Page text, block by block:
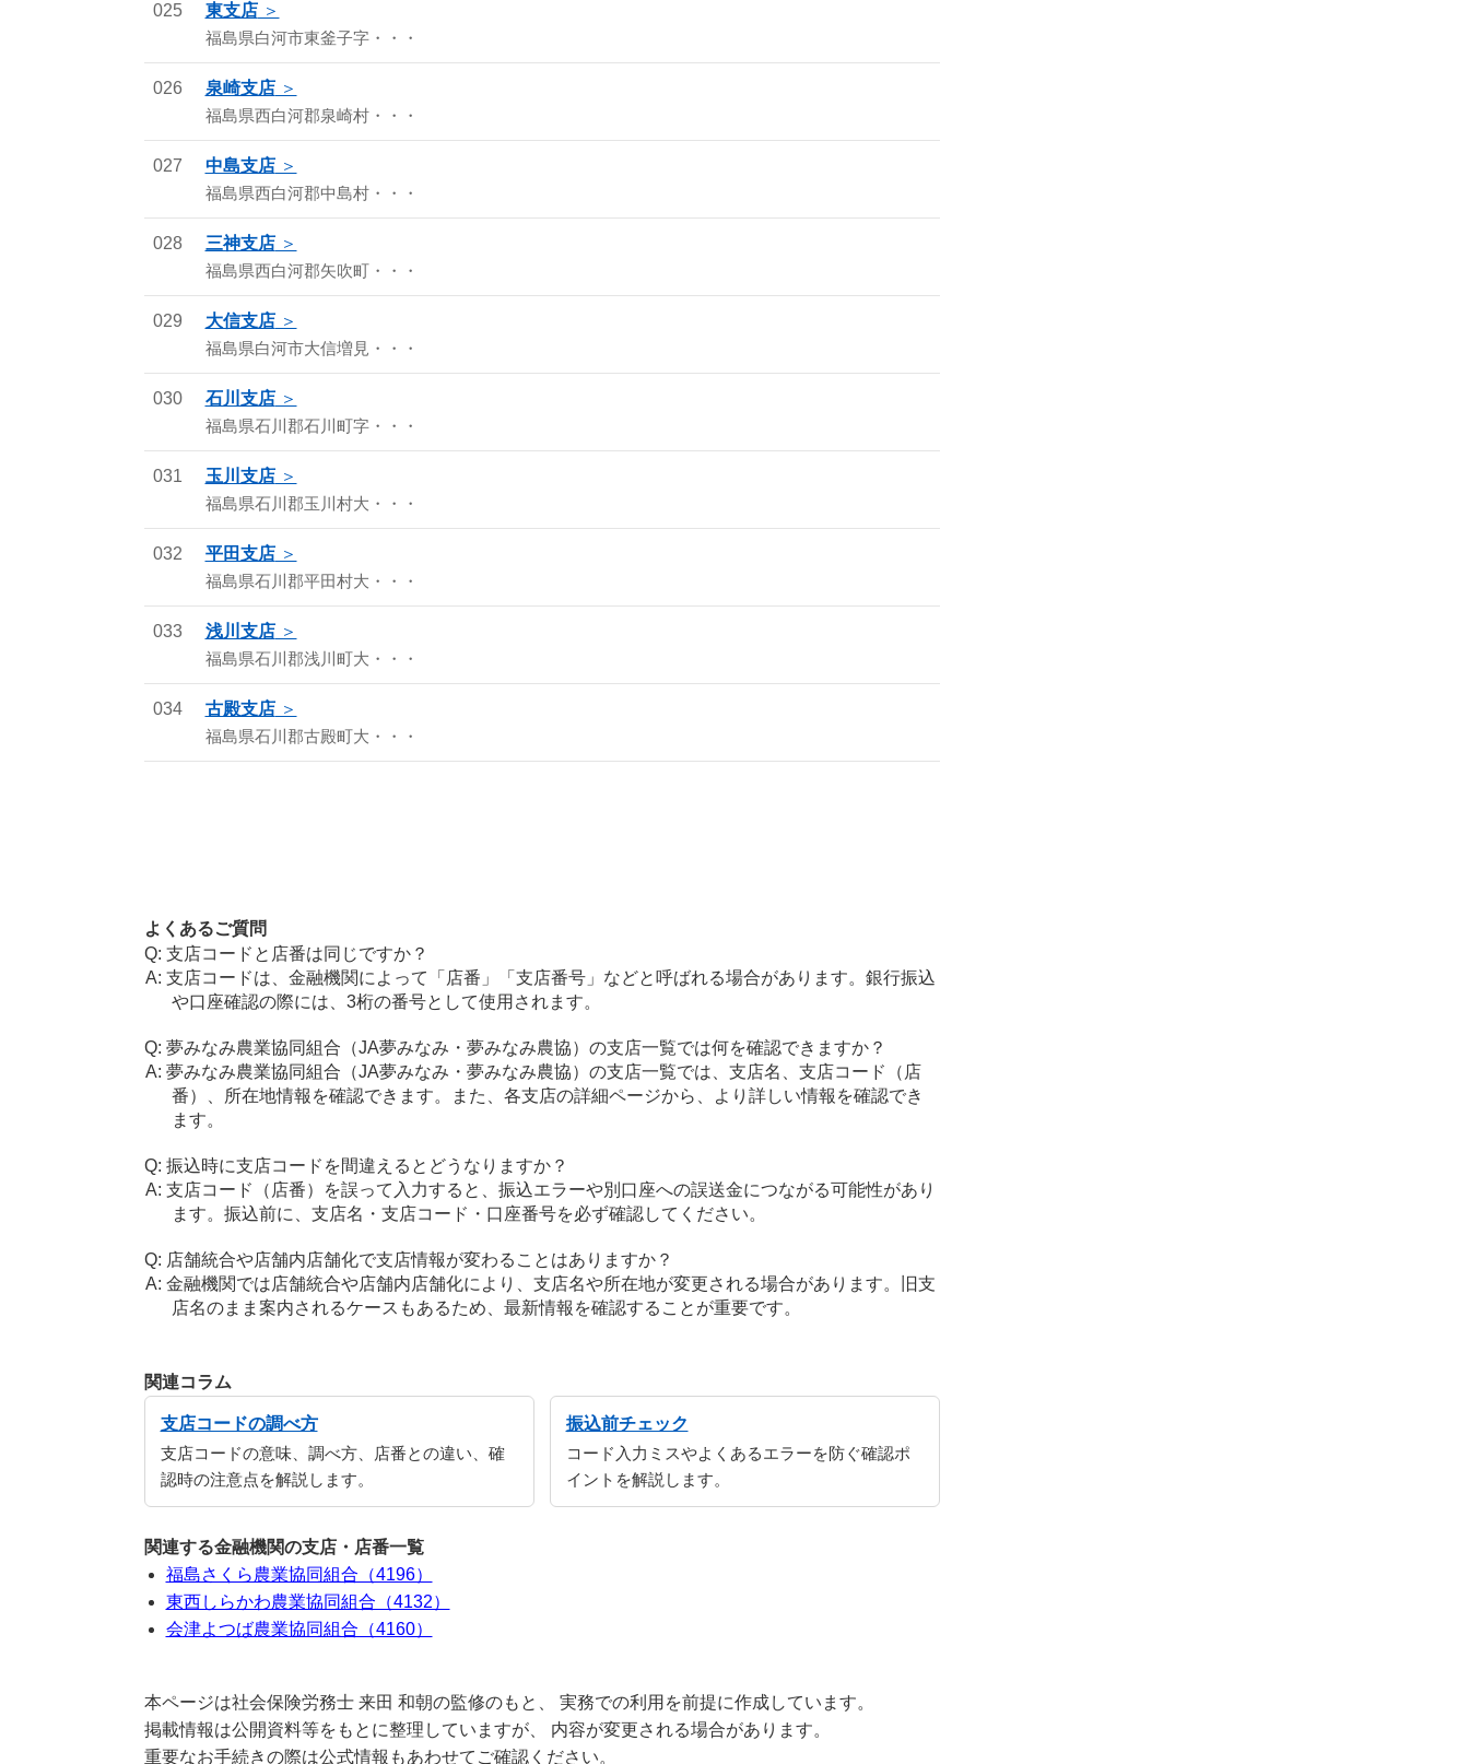
025 東支店
福島県白河市東釜子字・・・
026 泉崎支店
福島県西白河郡泉崎村・・・
027 中島支店
福島県西白河郡中島村・・・
028 三神支店
福島県西白河郡矢吹町・・・
029 大信支店
福島県白河市大信増見・・・
030 石川支店
福島県石川郡石川町字・・・
031 玉川支店
福島県石川郡玉川村大・・・
032 平田支店
福島県石川郡平田村大・・・
033 浅川支店
福島県石川郡浅川町大・・・
034 古殿支店
福島県石川郡古殿町大・・・
よくあるご質問
支店コードと店番は同じですか？
支店コードは、金融機関によって「店番」「支店番号」などと呼ばれる場合があります。銀行振込
や口座確認の際には、3桁の番号として使用されます。
夢みなみ農業協同組合（JA夢みなみ・夢みなみ農協）の支店一覧では何を確認できますか？
夢みなみ農業協同組合（JA夢みなみ・夢みなみ農協）の支店一覧では、支店名、支店コード（店
番）、所在地情報を確認できます。また、各支店の詳細ページから、より詳しい情報を確認でき
ます。
振込時に支店コードを間違えるとどうなりますか？
支店コード（店番）を誤って入力すると、振込エラーや別口座への誤送金につながる可能性があり
ます。振込前に、支店名・支店コード・口座番号を必ず確認してください。
店舗統合や店舗内店舗化で支店情報が変わることはありますか？
金融機関では店舗統合や店舗内店舗化により、支店名や所在地が変更される場合があります。旧支
店名のまま案内されるケースもあるため、最新情報を確認することが重要です。
関連コラム
支店コードの調べ方
支店コードの意味、調べ方、店番との違い、確
認時の注意点を解説します。
振込前チェック
コード入力ミスやよくあるエラーを防ぐ確認ポ
イントを解説します。
関連する金融機関の支店・店番一覧
福島さくら農業協同組合（4196）
東西しらかわ農業協同組合（4132）
会津よつば農業協同組合（4160）
本ページは社会保険労務士 来田 和朝の監修のもと、 実務での利用を前提に作成しています。
掲載情報は公開資料等をもとに整理していますが、 内容が変更される場合があります。
重要なお手続きの際は公式情報もあわせてご確認ください。